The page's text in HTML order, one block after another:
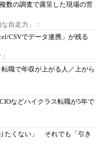
数の調査で露呈した現場の苦
自走力」：
CSVでデータ連携」が残る
職で年収が上がる人／上がら
などハイクラス転職が5年で
たくない」 それでも「引き